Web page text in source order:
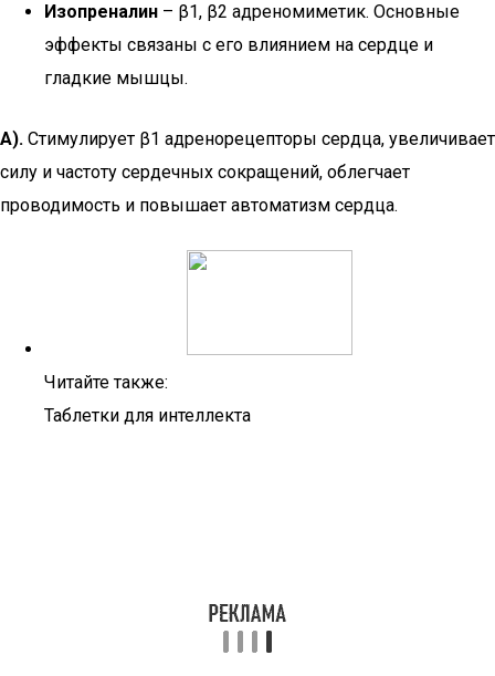
Изопреналин – β1, β2 адреномиметик. Основные
эффекты связаны с его влиянием на сердце и
гладкие мышцы.
А). Стимулирует β1 адренорецепторы сердца, увеличивает
силу и частоту сердечных сокращений, облегчает
проводимость и повышает автоматизм сердца.
Читайте также:
Таблетки для интеллекта